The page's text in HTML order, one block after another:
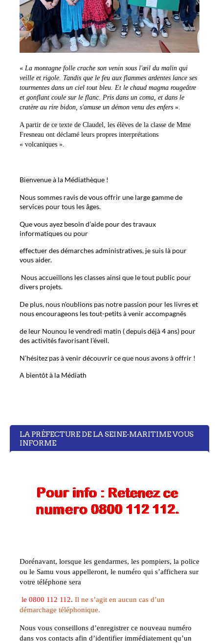
« La montagne folle crache son venin sous l'œil du malin qui
veille et rigole. Tandis que le feu aux flammes ardentes lance ses
tourmentes dans un ciel tout bleu. Et le chaud magma rougeâtre
et gonflant coule sur le flanc. Pris dans un coma, et dans le
cratère au rire bidon, s'amuse un démon venu des enfers ».
A partir de ce texte de Claudel, les élèves de la classe de Mme
Fresneau ont déclamé leurs propres interprétations
« volcaniques ».
Bienvenue à la Médiathèque !
Nous sommes ravis de vous offrir une large gamme de
services pour tous les âges.
Que vous ayez besoin d’aide pour des travaux
informatiques ou pour
effectuer des démarches administratives, je suis là pour
vous aider.
Nous accueillons les classes ainsi que le tout public pour
divers projets.
De plus, nous n'oublions pas notre passion pour les livres et
nous encourageons les tout-petits à venir accompagnés
de leur Nounou le vendredi matin ( depuis déjà 4 ans) pour
des activités favorisant l’éveil.
N’hésitez pas à venir découvrir ce que nous avons à offrir !
A bientôt à la Médiath
LA PRÉFECTURE DE LA SEINE-MARITIME VOUS
INFORME
Dorénavant, lorsque les gendarmes, les pompiers, la police
ou le Samu vous appelleront, le numéro qui s’affichera sur
votre téléphone sera
le 0800 112 112. Il ne s’agit en aucun cas d’un
démarchage téléphonique.
Nous vous conseillons d’enregistrer ce nouveau numéro
dans vos contacts afin d’identifier immédiatement qu’un